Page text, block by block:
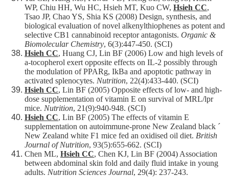
WP, Chiu HH, Wu HC, Hsieh MT, Kuo CW, Hsieh CC,
Tsao JP, Chao YS, Shia KS (2008) Design, synthesis, and
biological evaluation of novel alkenylthiophenes as potent and
selective CB1 cannabinoid receptor antagonists. Organic &
Biomolecular Chemistry, 6(3):447-450. (SCI)
Hsieh CC, Huang CJ, Lin BF (2006) Low and high levels of
a-tocopherol exert opposite effects on IL-2 possibly through
the modulation of PPARg, IkBa and apoptotic pathway in
activated splenocytes. Nutrition, 22(4):433-440. (SCI)
Hsieh CC, Lin BF (2005) Opposite effects of low- and high-
dose supplementation of vitamin E on survival of MRL/lpr
mice. Nutrition, 21(9):940-948. (SCI)
Hsieh CC, Lin BF (2005) The effects of vitamin E
supplementation on autoimmune-prone New Zealand black ´
New Zealand white F1 mice fed an oxidised oil diet. British
Journal of Nutrition, 93(5):655-662. (SCI)
Chen ML, Hsieh CC, Chen KJ, Lin BF (2004) Association
between abdominal skin fold and daily fluid intake in young
adults. Nutrition Sciences Journal, 29(4): 237-243.